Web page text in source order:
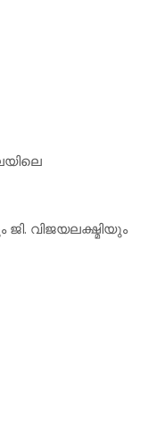
വിജയലക്ഷ്മിയും